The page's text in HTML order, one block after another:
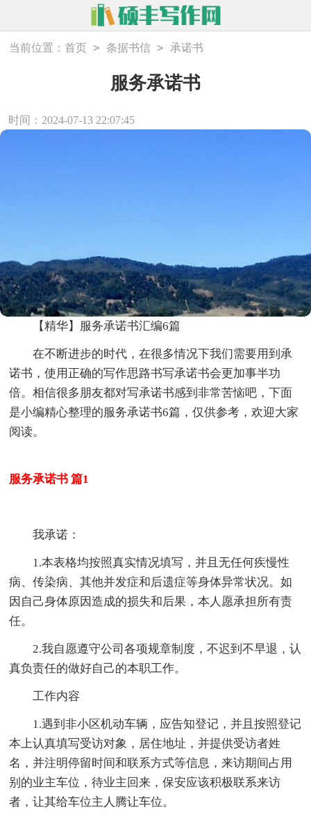
当前位置：首页 > 条据书信 > 承诺书
服务承诺书
时间：2024-07-13 22:07:45
【精华】服务承诺书汇编6篇
在不断进步的时代，在很多情况下我们需要用到承
诺书，使用正确的写作思路书写承诺书会更加事半功
倍。相信很多朋友都对写承诺书感到非常苦恼吧，下面
是小编精心整理的服务承诺书6篇，仅供参考，欢迎大家
阅读。
服务承诺书 篇1
我承诺：
1.本表格均按照真实情况填写，并且无任何疾慢性
病、传染病、其他并发症和后遗症等身体异常状况。如
因自己身体原因造成的损失和后果，本人愿承担所有责
任。
2.我自愿遵守公司各项规章制度，不迟到不早退，认
真负责任的做好自己的本职工作。
工作内容
1.遇到非小区机动车辆，应告知登记，并且按照登记
本上认真填写受访对象，居住地址，并提供受访者姓
名，并注明停留时间和联系方式等信息，来访期间占用
别的业主车位，待业主回来，保安应该积极联系来访
者，让其给车位主人腾让车位。